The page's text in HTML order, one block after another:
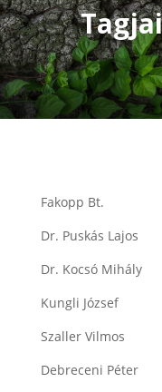
Fakopp Bt.
Dr. Puskás Lajos
Dr. Kocsó Mihály
Kungli József
Szaller Vilmos
Debreceni Péter